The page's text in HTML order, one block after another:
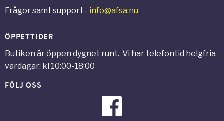
Frågor samt support - info@afsa.nu
ÖPPETTIDER
Butiken är öppen dygnet runt. Vi har telefontid helgfria
vardagar: kl 10:00-18:00
FÖLJ OSS